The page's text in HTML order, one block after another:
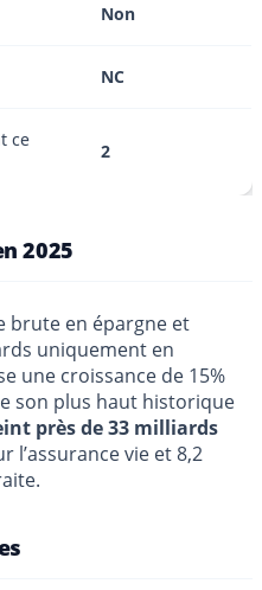
Non
NC
ce
2
2025
brute en épargne et
uniquement en
une croissance de 15%
son plus haut historique
près de 33 milliards
l’assurance vie et 8,2